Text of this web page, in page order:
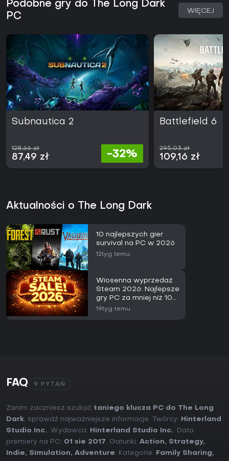
Podobne gry do The Long Dark
PC
WIĘCEJ
Subnautica 2
128,66 zł
87,49 zł -32%
Battlefield 6
295,03 zł
109,16 zł
Aktualności o The Long Dark
10 najlepszych gier
survival na PC w 2026
12tyg temu
Wiosenna wyprzedaż
Steam 2026: Najlepsze
gry PC za mniej niż 10
zł
19tyg temu
FAQ 9 PYTAŃ
Zanim zaczniesz szukać taniego klucza PC do The Long
Dark, sprawdź najważniejsze informacje. Twórcy:
Hinterland
Studio Inc.. Wydawca: Hinterland Studio Inc.. Data
premiery na PC: 01 sie 2017. Gatunki: Action, Strategy,
Indie, Simulation, Adventure. Kategorie: Family Sharing,